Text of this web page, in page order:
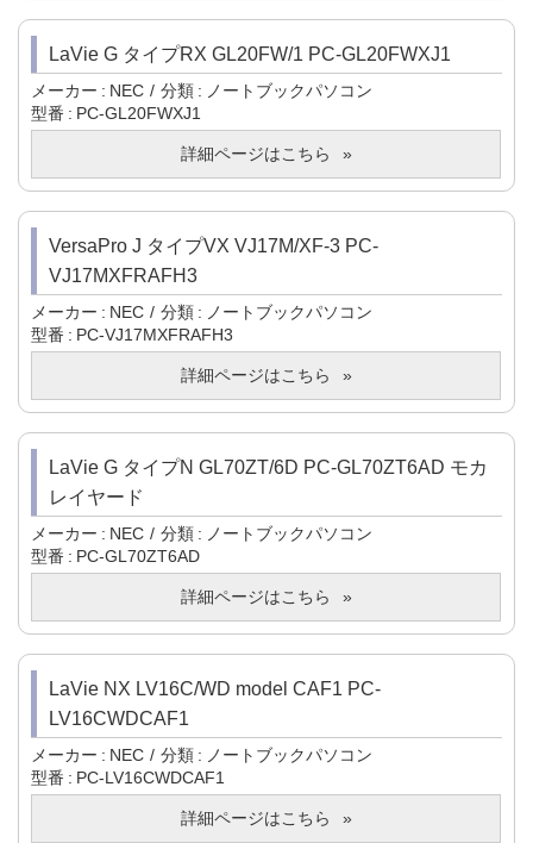
LaVie G タイプRX GL20FW/1 PC-GL20FWXJ1
メーカー NEC 分類
ノートブックパソコン
型番
PC-GL20FWXJ1
詳細ページはこちら
VersaPro J タイプVX VJ17M/XF-3 PC-
VJ17MXFRAFH3
メーカー NEC 分類
ノートブックパソコン
型番
PC-VJ17MXFRAFH3
詳細ページはこちら
LaVie G タイプN GL70ZT/6D PC-GL70ZT6AD モカ
レイヤード
メーカー NEC 分類
ノートブックパソコン
型番
PC-GL70ZT6AD
詳細ページはこちら
LaVie NX LV16C/WD model CAF1 PC-
LV16CWDCAF1
メーカー NEC 分類
ノートブックパソコン
型番
PC-LV16CWDCAF1
詳細ページはこちら